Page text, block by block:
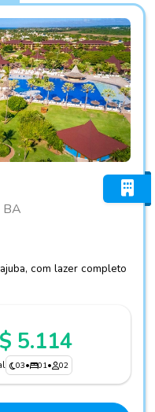
BA
com lazer completo
5.114
03• 01• 02